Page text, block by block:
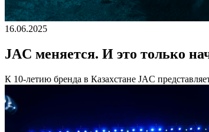
16.06.2025
JAC меняется. И это только
К 10-летию бренда в Казахстане JAC